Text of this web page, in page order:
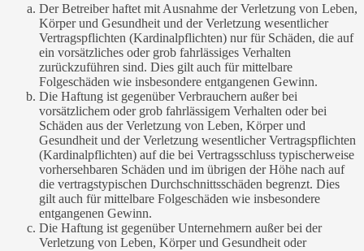
Der Betreiber haftet mit Ausnahme der Verletzung von Leben,
Körper und Gesundheit und der Verletzung wesentlicher
Vertragspflichten (Kardinalpflichten) nur für Schäden, die auf
ein vorsätzliches oder grob fahrlässiges Verhalten
zurückzuführen sind. Dies gilt auch für mittelbare
Folgeschäden wie insbesondere entgangenen Gewinn.
Die Haftung ist gegenüber Verbrauchern außer bei
vorsätzlichem oder grob fahrlässigem Verhalten oder bei
Schäden aus der Verletzung von Leben, Körper und
Gesundheit und der Verletzung wesentlicher Vertragspflichten
(Kardinalpflichten) auf die bei Vertragsschluss typischerweise
vorhersehbaren Schäden und im übrigen der Höhe nach auf
die vertragstypischen Durchschnittsschäden begrenzt. Dies
gilt auch für mittelbare Folgeschäden wie insbesondere
entgangenen Gewinn.
Die Haftung ist gegenüber Unternehmern außer bei der
Verletzung von Leben, Körper und Gesundheit oder